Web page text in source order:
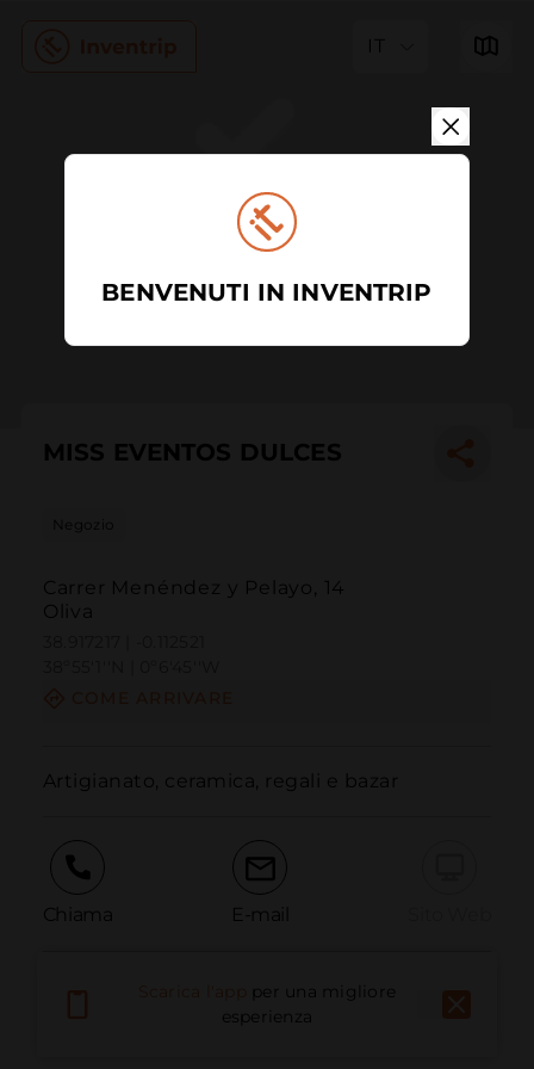
IT
MISS EVENTOS DULCES
Negozio
Carrer Menéndez y Pelayo, 14
Oliva
Artigianato, ceramica, regali e bazar
Chiama E-mail
Segnala problemaper una migliore
esperienza
BENVENUTI IN INVENTRIP